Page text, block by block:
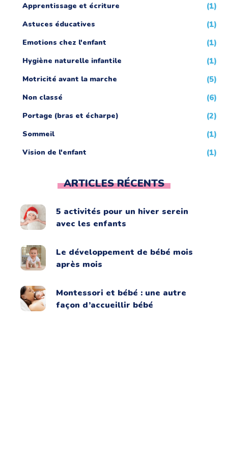
Apprentissage et écriture (1)
Astuces éducatives (1)
Emotions chez l'enfant (1)
Hygiène naturelle infantile (1)
Motricité avant la marche (5)
Non classé (6)
Portage (bras et écharpe) (2)
Sommeil (1)
Vision de l'enfant (1)
ARTICLES RÉCENTS
5 activités pour un hiver serein
avec les enfants
Le développement de bébé mois
après mois
Montessori et bébé : une autre
façon d’accueillir bébé